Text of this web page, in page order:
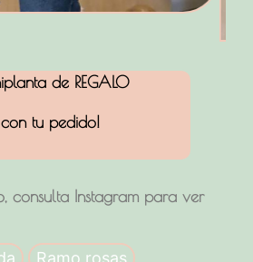
de REGALO
con tu pedido!
consulta Instagram para ver